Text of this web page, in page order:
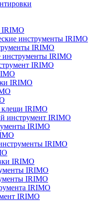
IRIMO
инструменты IRIMO
IRIMO
инструменты IRIMO
IRIMO
IRIMO
клещи IRIMO
инструмент IRIMO
IRIMO
IRIMO
IRIMO
IRIMO
IRIMO
IRIMO
IRIMO